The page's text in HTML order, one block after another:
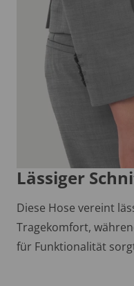
Lässiger
Diese Hose vereint
Tragekomfort,
für Funktionalität